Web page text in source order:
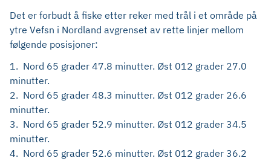
Det er forbudt å fiske etter reker med trål i et område på
ytre Vefsn i Nordland avgrenset av rette linjer mellom
følgende posisjoner:
1. Nord 65 grader 47.8 minutter. Øst 012 grader 27.0
minutter.
2. Nord 65 grader 48.3 minutter. Øst 012 grader 26.6
minutter.
3. Nord 65 grader 52.9 minutter. Øst 012 grader 34.5
minutter.
4. Nord 65 grader 52.6 minutter. Øst 012 grader 36.2